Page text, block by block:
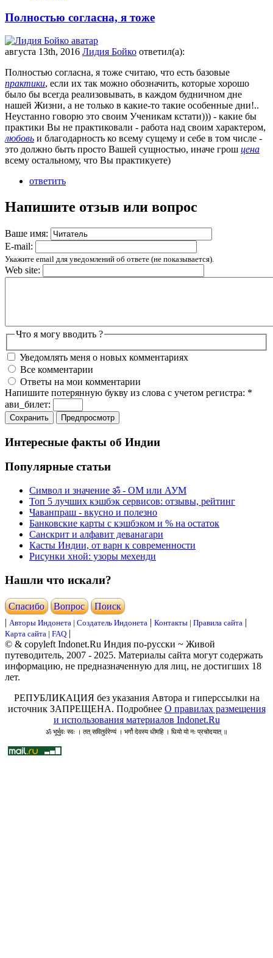
Полностью согласна, я тоже
августа 13th, 2016 Лидия Бойко ответил(а):
Полностью согласна, я тоже считаю, что есть базовые
практики, если их так можно обозначить, которые хорошо
было бы всегда реализовывать, в каждом будничном дне
нашей Жизни, а не только в какие-то такие особенные дни!..
Неустанно говорю это своим Ученикам кстати))) - какие бы
практики Вы не практиковали - работа над своим характером,
любовь и благодарность ко всему сущему и себе в том числе -
это должно быть просто Вашей сущностью, иначе грош цена
всему остальному, что Вы практикуете)
ответить
Напишите отзыв или вопрос
Ваше имя:
E-mail:
Укажите email для уведомлений об ответе (не показывается).
Web site:
Что я могу вводить ?
Уведомлять меня о новых комментариях
Все комментарии
Ответы на мои комментарии
Напишите потерянную букву из слова с учетом регистра: *
ави_билет:
Интересные факты об Индии
Популярные статьи
Символ и значение ॐ - ОМ или АУМ
Топ 5 лучших кэшбэк сервисов: отзывы, рейтинг
Чаванпраш - вкусно и полезно
Банковские карты с кэшбэком и % на остаток
Санскрит и алфавит деванагари
Касты Индии, от варн к современности
Рисунки хной: узоры мехенди
Нашли что искали?
Cпасибо Вопрос
Поиск
| Авторы Индонета | Создатель Индонета | Контакты | Правила сайта |
Карта сайта | FAQ |
© & copyleft Indonet.Ru Индия по-русски ~ Живой
путеводитель, 2007 - 2025. Материалы сайта могут содержать
информацию, не предназначенную для лиц, не достигших 18
лет.
РЕПУБЛИКАЦИЯ без указания Автора и гиперссылки на
источник ЗАПРЕЩЕНА. Подробнее О правилах размещения
и использования материалов Indonet.Ru
ॐ भूर्भुवः स्वः । तत् सवितुर्वरेण्यं । भर्गो देवस्य धीमहि । धियो यो नः प्रचोदयात् ॥